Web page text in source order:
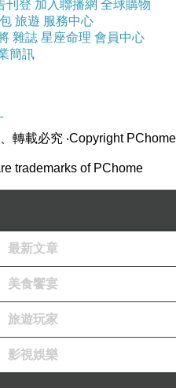
的，沒有提前預約海
是倉租費用，美國出
算倉租費用的，如果
那倉租費用一定很可
汽車回台灣就會安排
車可以用最短的時間
國海運回台灣2017
單，台灣汽車進口關
量車款、汽車的里程
車進口關稅佔了美國
的一筆支出，通常是車
賓士 GLC300汽車車
稅大約需要將近40萬
刊登 加入聯播網 全球購物
旅遊 服務中心
雜誌 星座命理 會員中心
簡訊
轉載必究 ‧Copyright PChome
trademarks of PChome
最新文章
美食饗宴
旅遊玩家
影視娛樂